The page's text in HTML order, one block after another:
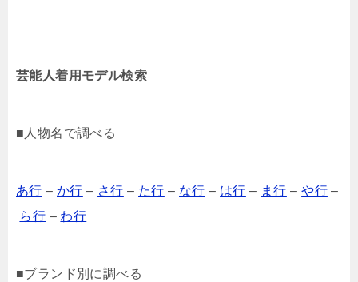
芸能人着用モデル検索
■人物名で調べる
あ行 –か行 – さ行 – た行 – な行 – は行 – ま行 –や行–
ら行 – わ行
■ブランド別に調べる